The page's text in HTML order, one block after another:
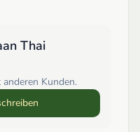
Thai
Kunden.